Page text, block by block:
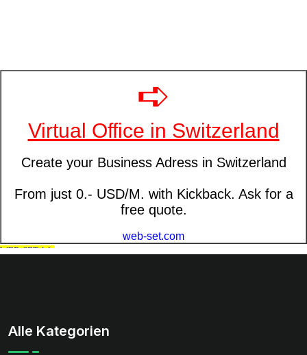
Alle Kategorien